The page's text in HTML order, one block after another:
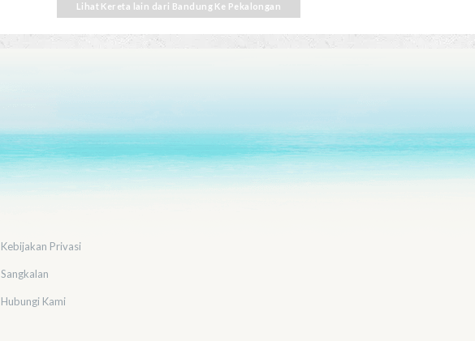
Lihat Kereta lain dari Bandung Ke Pekalongan
Kebijakan Privasi
Sangkalan
Hubungi Kami